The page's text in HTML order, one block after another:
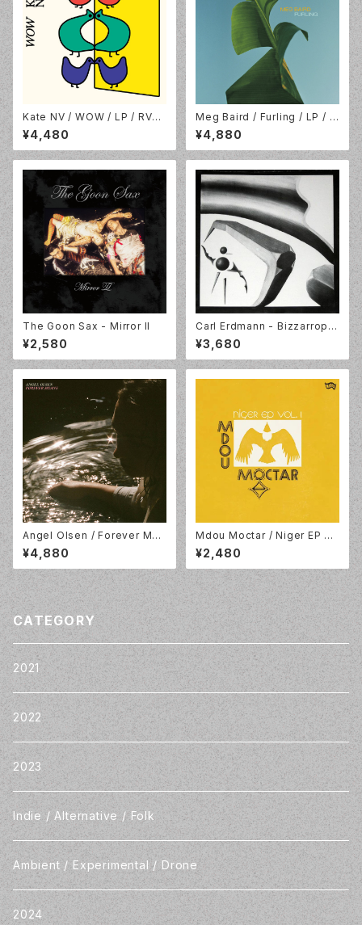
Kate NV / WOW / LP / RVN
G INTL. / RVNGNL082LP
¥4,480
Meg Baird / Furling / LP / D
rag City / LP-DC-782
¥4,880
The Goon Sax - Mirror II
¥2,580
Carl Erdmann - Bizzarroph
ytes [LP]
¥3,680
Angel Olsen / Forever Mea
ns /12" EP Baby Pink Vinyl /
Jagjaguwar / JAG434LP-C
1
¥4,880
Mdou Moctar / Niger EP Vo
l. 1 / Yellow Vinyl / Matador
/ OLE1913T
¥2,480
CATEGORY
2021
2022
2023
Indie / Alternative / Folk
Ambient / Experimental / Drone
2024